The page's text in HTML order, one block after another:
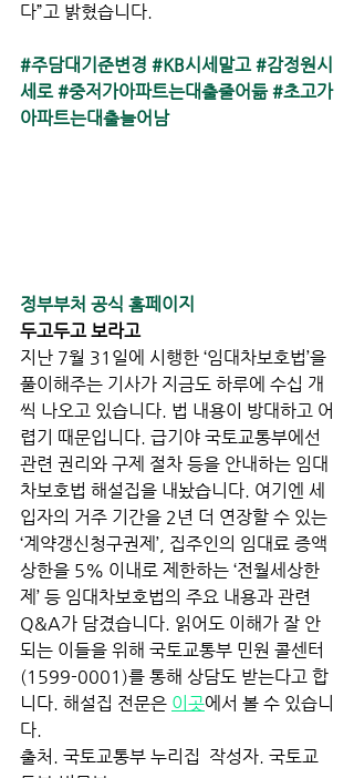
다”고 밝혔습니다.
#주담대기준변경 #KB시세말고 #감정원시
세로 #중저가아파트는대출줄어듦 #초고가
아파트는대출늘어남
정부부처 공식 홈페이지
두고두고 보라고
지난 7월 31일에 시행한 ‘임대차보호법’을
풀이해주는 기사가 지금도 하루에 수십 개
씩 나오고 있습니다. 법 내용이 방대하고 어
렵기 때문입니다. 급기야 국토교통부에선
관련 권리와 구제 절차 등을 안내하는 임대
차보호법 해설집을 내놨습니다. 여기엔 세
입자의 거주 기간을 2년 더 연장할 수 있는
‘계약갱신청구권제’, 집주인의 임대료 증액
상한을 5% 이내로 제한하는 ‘전월세상한
제’ 등 임대차보호법의 주요 내용과 관련
Q&A가 담겼습니다. 읽어도 이해가 잘 안
되는 이들을 위해 국토교통부 민원 콜센터
(1599-0001)를 통해 상담도 받는다고 합
니다. 해설집 전문은 이곳에서 볼 수 있습니
다.
출처. 국토교통부 누리집  작성자. 국토교